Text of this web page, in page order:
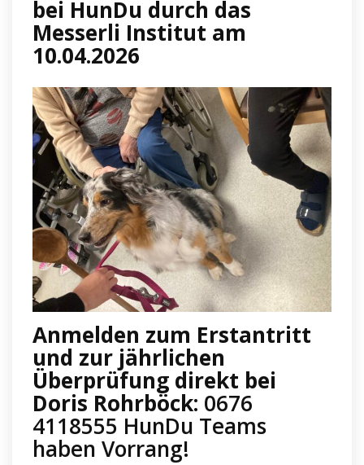
bei HunDu durch das
Messerli Institut am
10.04.2026
Anmelden zum Erstantritt
und zur jährlichen
Überprüfung direkt bei
Doris Rohrböck: 0676
4118555 HunDu Teams
haben Vorrang!